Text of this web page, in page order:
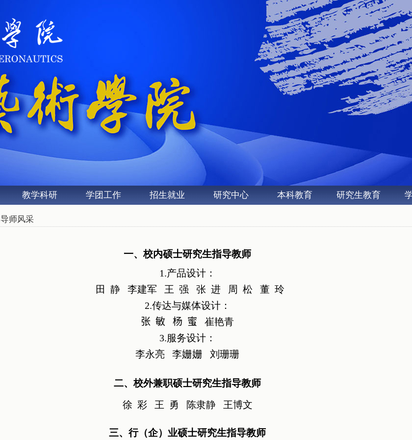
教学科研 学团工作 招生就业 研究中心 本科教育 研究生教育
导师风采
一、校内硕士研究生指导教师
1.产品设计：
田 静
李建军 王 强 张 进 周 松
董 玲
2.传达与媒体设计：
张 敏
杨 蜜
崔艳青
3.服务设计：
李永亮
李姗姗 刘珊珊
二、校外兼职硕士研究生指导教师
徐 彩 王 勇 陈隶静 王博文
三、行（企）业硕士研究生指导教师